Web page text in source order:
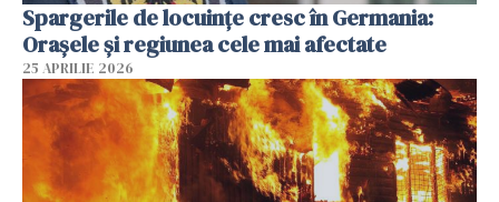
Spargerile de locuințe cresc în Germania:
Orașele și regiunea cele mai afectate
25 APRILIE 2026